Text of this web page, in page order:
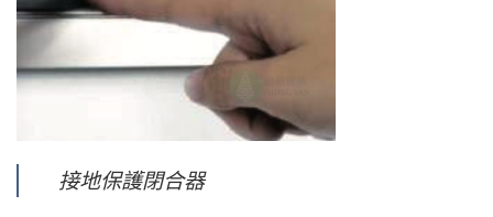
接地保護閉合器